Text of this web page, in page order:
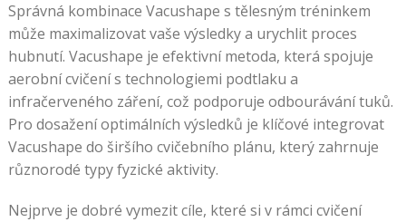
Správná kombinace Vacushape s tělesným tréninkem
může maximalizovat vaše výsledky a urychlit proces
hubnutí. Vacushape je efektivní metoda, která spojuje
aerobní cvičení s technologiemi podtlaku a
infračerveného záření, což podporuje odbourávání tuků.
Pro dosažení optimálních výsledků je klíčové integrovat
Vacushape do širšího cvičebního plánu, který zahrnuje
různorodé typy fyzické aktivity.
Nejprve je dobré vymezit cíle, které si v rámci cvičení